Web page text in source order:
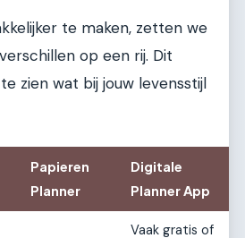
te maken, zetten we
op een rij. Dit
zien wat bij jouw levensstijl
Papieren
Planner
Digitale
Planner App
Vaak gratis of